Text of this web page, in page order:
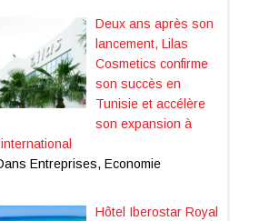
Deux ans après son
lancement, Lilas
Cosmetics confirme
son succès en
Tunisie et accélère
son expansion à
Entreprises, Economie
Hôtel Iberostar Royal